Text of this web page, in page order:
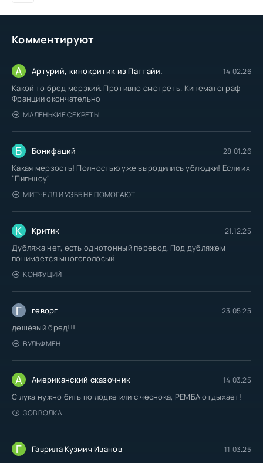
Комментируют
А Артурий, кинокритик из Паттайи. 14.02.26
Какой то бред мерзкий. Противно смотреть. Кинематограф
Франции окончательно
МАЛЕНЬКИЕ СЕКРЕТЫ
Б Бонифаций 28.01.26
Какая мерзость! Полностью уже выродились ублюдки! Если их
"Пип-шоу"
МИТЧЕЛЛ И УЭББ НЕ ПОМОГАЮТ
К Критик 21.12.25
Дубляжа нет, есть однотонный перевод. Под дубляжем
понимается многоголосый
КОНФУЦИЙ
Г геворг 23.05.25
дешёвый бред!!!
ВУЛЬФМЕН
А Американский сказочник 14.03.25
С лука нужно бить по лодке или с чеснока, РЕМБА отдыхает!
ЗОВ ВОЛКА
Г Гаврила Кузмич Иванов 11.03.25